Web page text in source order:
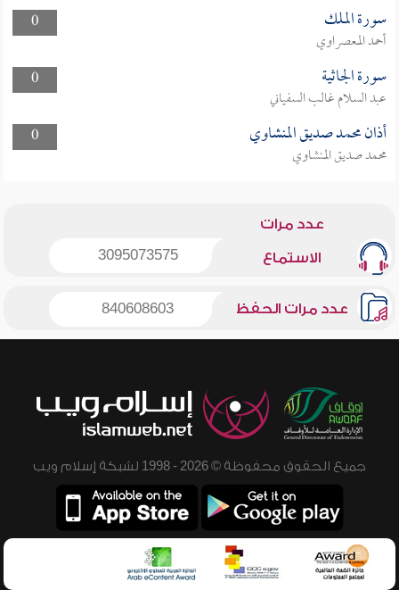
0
سورة الملك
أحمد المعصراوي
0
سورة الجاثية
عبد السلام غالب السفياني
0
أذان محمد صديق المنشاوي
محمد صديق المنشاوي
عدد مرات
الاستماع 3095073575
عدد مرات الحفظ 840608603
جميع الحقوق محفوظة © 2026 - 1998 لشبكة إسلام ويب